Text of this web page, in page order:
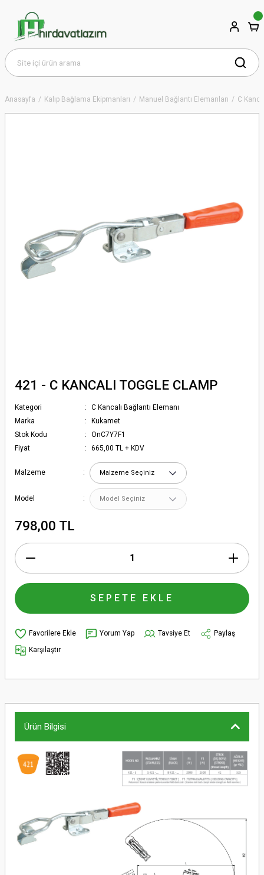
Anasayfa Kalıp Bağlama Ekipmanları Manuel Bağlantı Elemanları C
421 - C KANCALI TOGGLE CLAMP
Kategori
C Kancalı Bağlantı Elemanı
Marka
Kukamet
Stok Kodu
OnC7Y7F1
Fiyat
665,00 TL + KDV
Malzeme
Model
798,00 TL
SEPETE EKLE
Yorum Yap Tavsiye Et
Paylaş
Karşılaştır
Ürün Bilgisi